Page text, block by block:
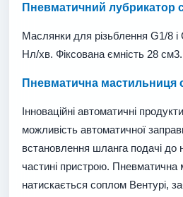
Пневматичний лубрикатор
Маслянки для різьблення G1/8
Нл/хв. Фіксована ємність 28 см3.
Пневматична мастильниця
Інноваційні автоматичні
можливість автоматичної
встановлення шланга подачі до
частині пристрою. Пневматична
натискається соплом Вентурі,